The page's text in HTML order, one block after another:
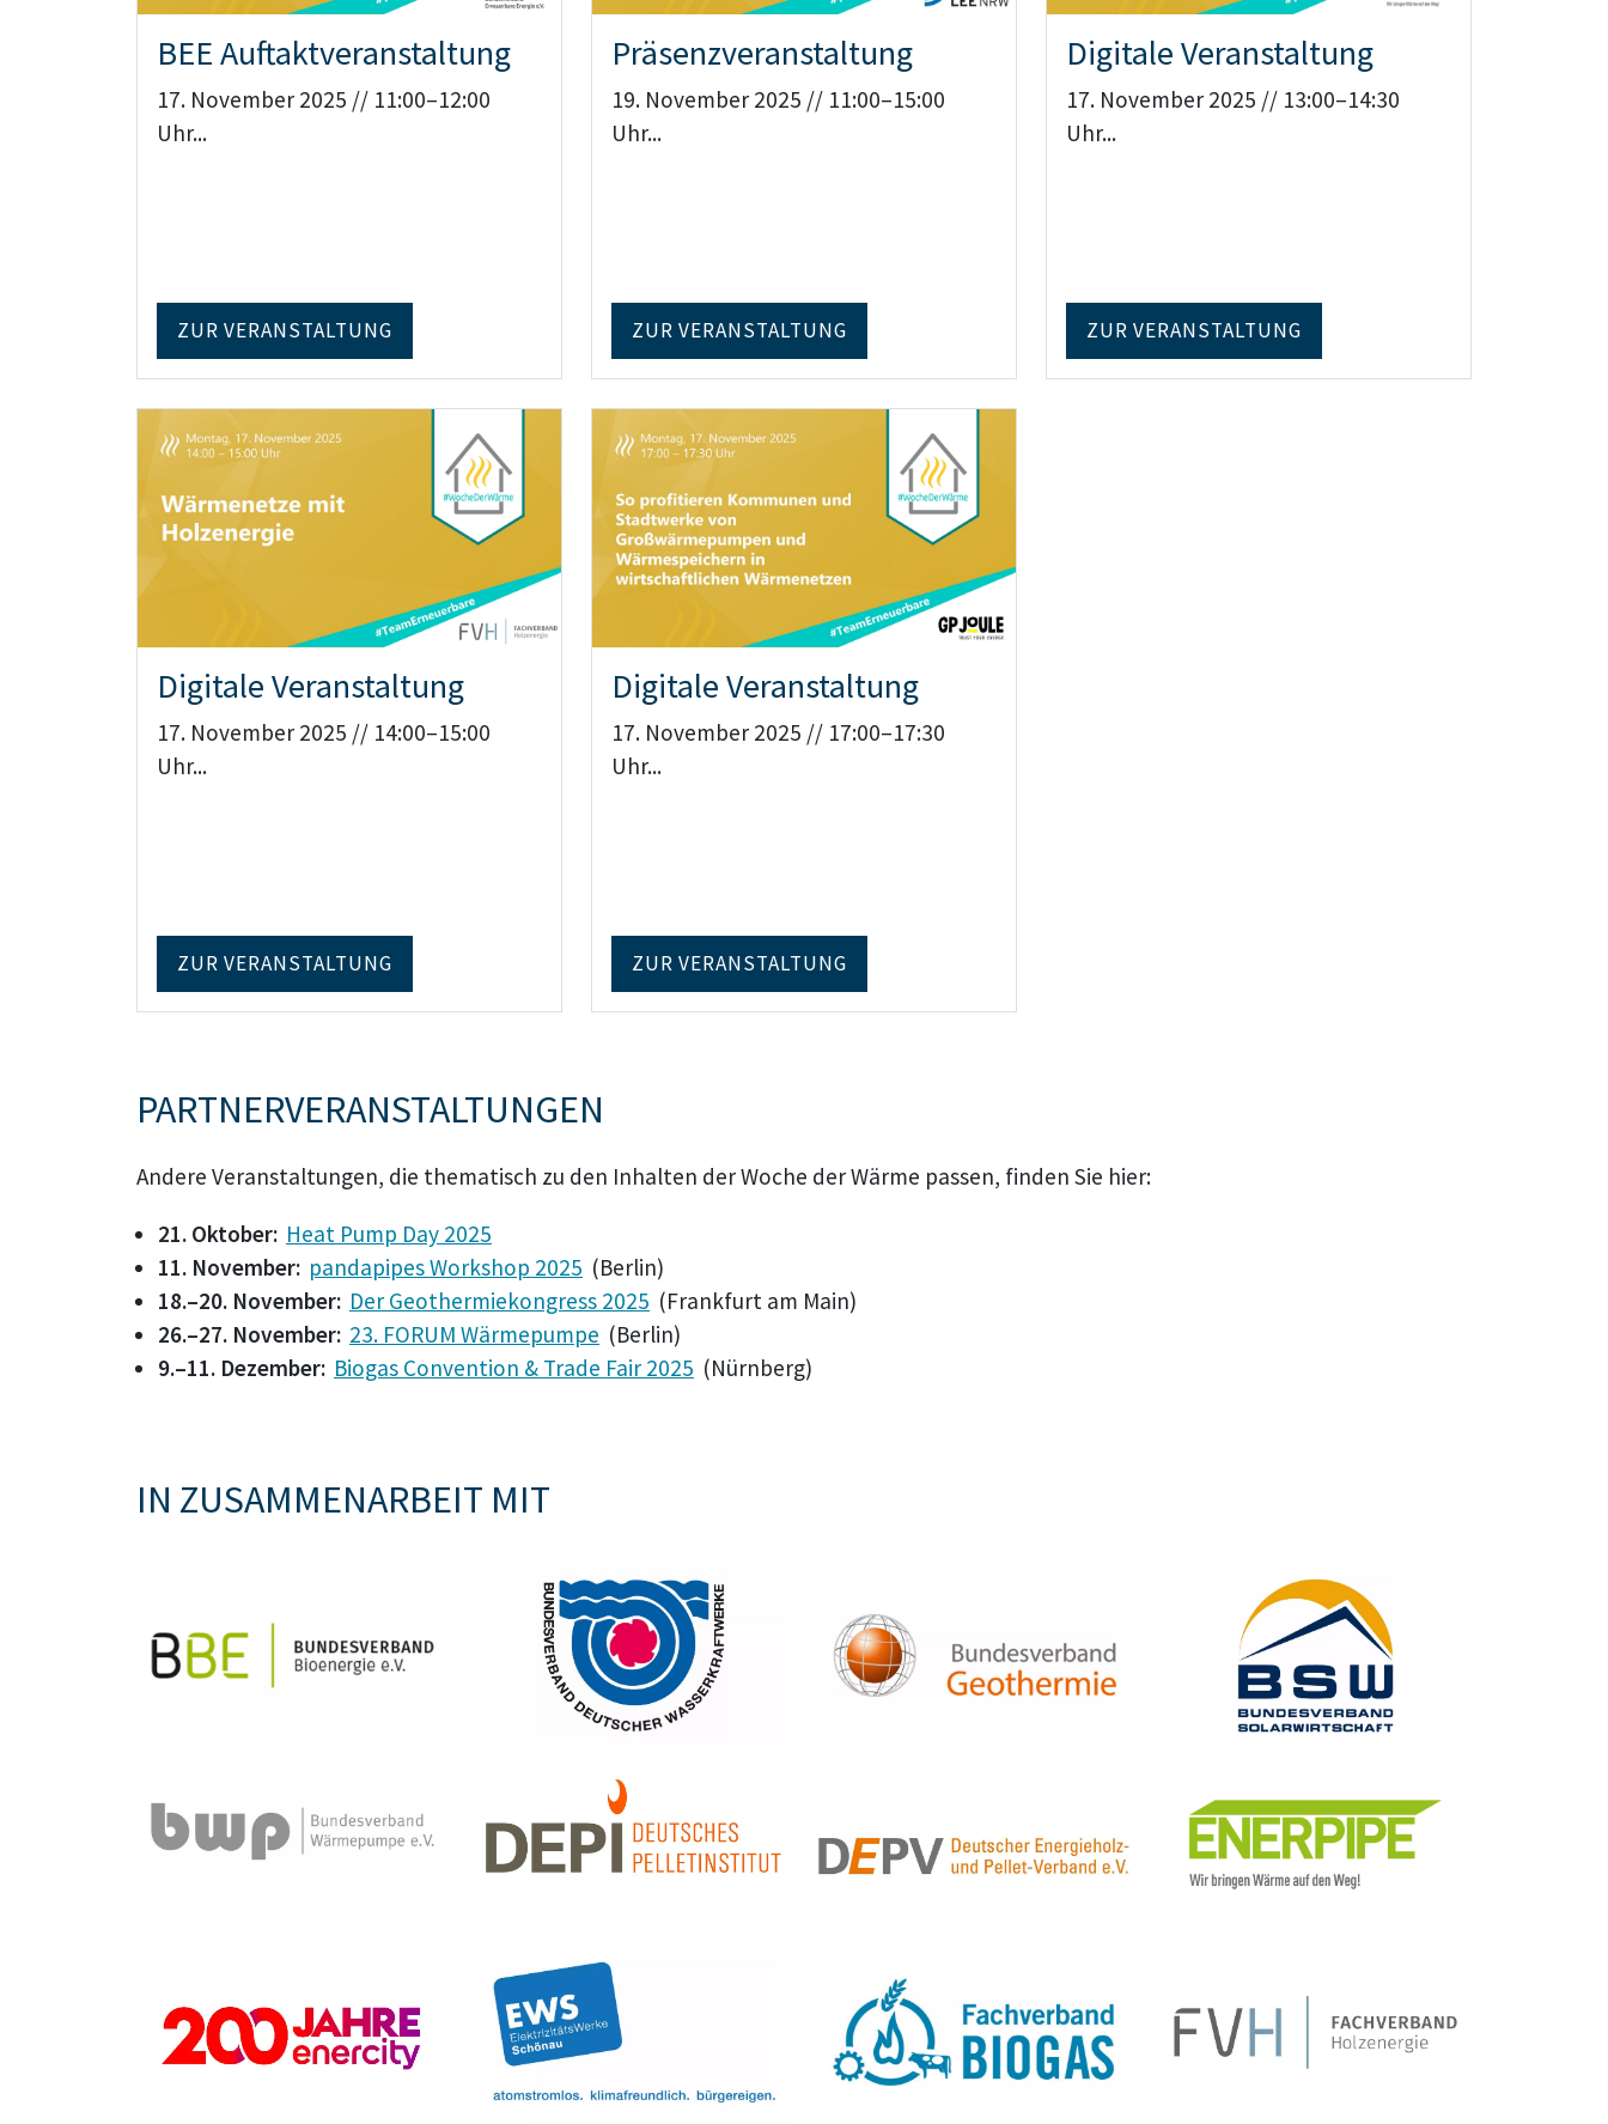
BEE Auftaktveranstaltung
17. November 2025 // 11:00–12:00
Uhr...
ZUR VERANSTALTUNG
Teaser: Digitale Veranstaltung
Digitale Veranstaltung
17. November 2025 // 14:00–15:00
Uhr...
ZUR VERANSTALTUNG
Präsenzveranstaltung
19. November 2025 // 11:00–15:00
Uhr...
ZUR VERANSTALTUNG
Teaser: Digitale Veranstaltung
Digitale Veranstaltung
17. November 2025 // 17:00–17:30
Uhr...
ZUR VERANSTALTUNG
Digitale Veranstaltung
17. November 2025 // 13:00–14:30
Uhr...
ZUR VERANSTALTUNG
PARTNERVERANSTALTUNGEN
Andere Veranstaltungen, die thematisch zu den Inhalten der Woche der Wärme passen, finden Sie hier:
21. Oktober: Heat Pump Day 2025
11. November: pandapipes Workshop 2025 (Berlin)
18.–20. November: Der Geothermiekongress 2025 (Frankfurt am Main)
26.–27. November: 23. FORUM Wärmepumpe (Berlin)
9.–11. Dezember: Biogas Convention & Trade Fair 2025 (Nürnberg)
IN ZUSAMMENARBEIT MIT